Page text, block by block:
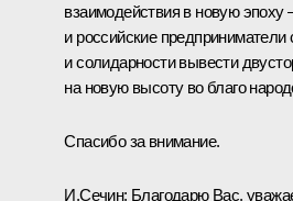
взаимодействия в новую эпоху
и российские предприниматели
и солидарности вывести
на новую высоту во благо
Спасибо за внимание.
И.Сечин: Благодарю Вас,